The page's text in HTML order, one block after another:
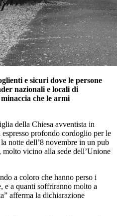
e sicuri dove le persone
nazionali e locali di
che le armi
della Chiesa avventista in
profondo cordoglio per le
notte dell’8 novembre in un pub
vicino alla sede dell’Unione
a coloro che hanno perso i
e a quanti soffriranno molto a
afferma la dichiarazione